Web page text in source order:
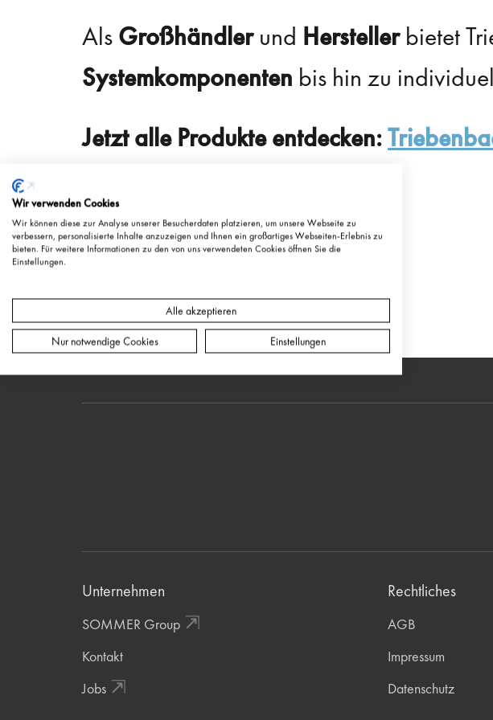
AlsGroßhändlerund Herstellerbietet
Systemkomponenten bis hin zu
Jetzt alle Produkte entdecken:
Unternehmen
SOMMER Group
Kontakt
Jobs
Rechtliches
AGB
Impressum
Datenschutz
Wir verwenden Cookies
Wir können diese zur Analyse unserer Besucherdaten platzieren, um unsere Webseite zu
verbessern, personalisierte Inhalte anzuzeigen und Ihnen ein großartiges Webseiten-Erlebnis zu
bieten. Für weitere Informationen zu den von uns verwendeten Cookies öffnen Sie die
Einstellungen.
Alle akzeptieren
Nur notwendige Cookies Einstellungen